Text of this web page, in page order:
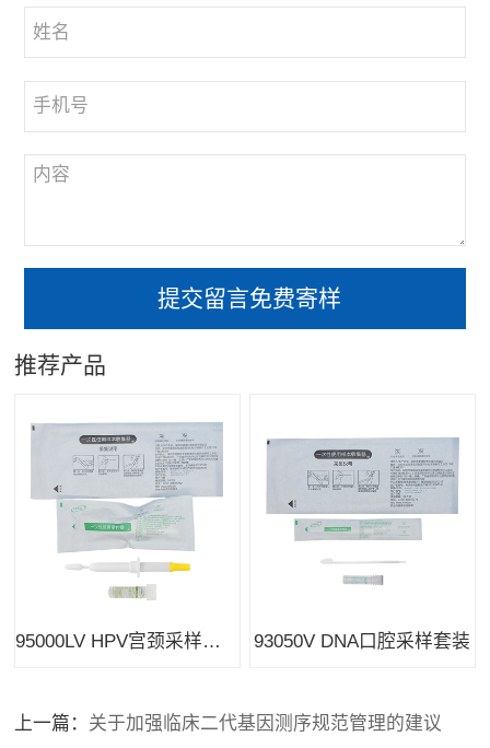
推荐产品
95000LV HPV宫颈采样套装 93050V DNA口腔采样套装
上一篇： 关于加强临床二代基因测序规范管理的建议